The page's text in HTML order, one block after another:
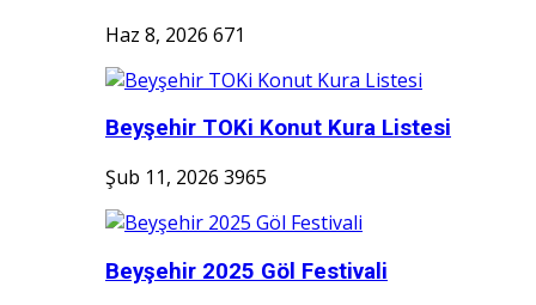
Haz 8, 2026 671
Beyşehir TOKi Konut Kura Listesi
Şub 11, 2026 3965
Beyşehir 2025 Göl Festivali